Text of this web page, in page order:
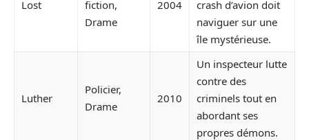
Lost
fiction,
Drame
2004
crash d’avion doit
naviguer sur une
île mystérieuse.
Luther
Policier,
Drame
2010
Un inspecteur lutte
contre des
criminels tout en
abordant ses
propres démons.